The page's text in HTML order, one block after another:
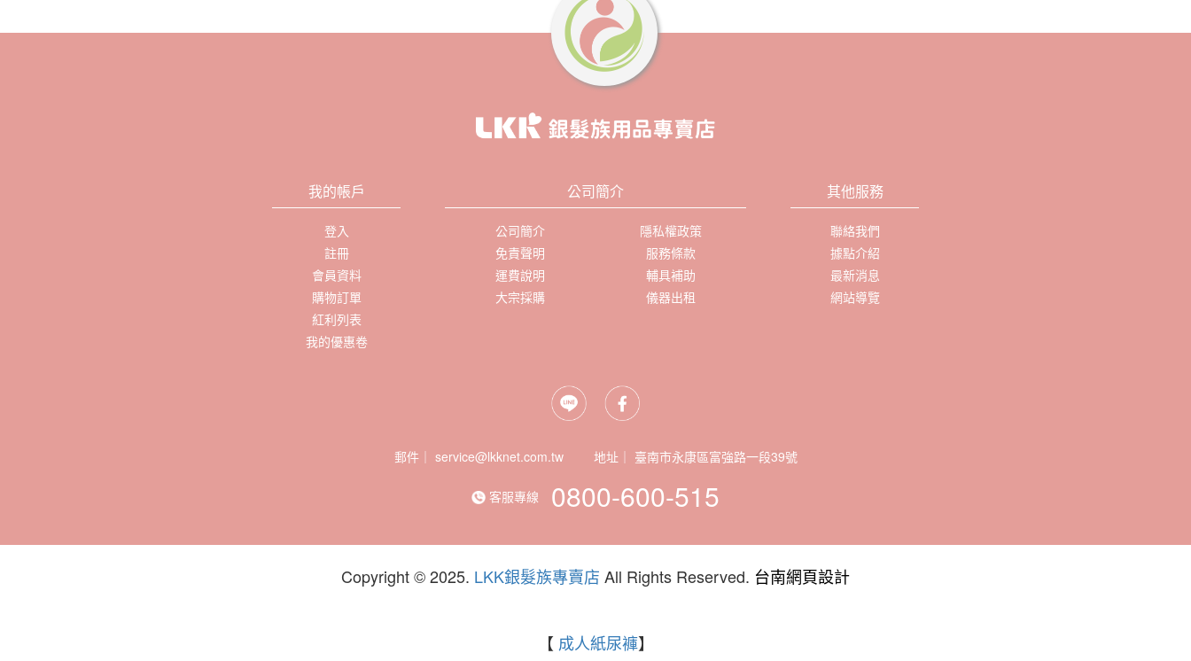
我的帳戶
登入
註冊
會員資料
購物訂單
紅利列表
我的優惠卷
公司簡介
公司簡介
隱私權政策
免責聲明
服務條款
運費說明
輔具補助
大宗採購
儀器出租
其他服務
聯絡我們
據點介紹
最新消息
網站導覽
郵件｜ service@lkknet.com.tw 地址｜
客服專線 0800-600-515
Copyright © 2025. LKK銀髮族專賣店 All Rights Reserved. 台南網頁設計
【 成人紙尿褲】